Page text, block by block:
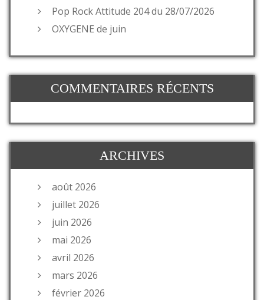
Pop Rock Attitude 204 du 28/07/2026
OXYGENE de juin
COMMENTAIRES RÉCENTS
ARCHIVES
août 2026
juillet 2026
juin 2026
mai 2026
avril 2026
mars 2026
février 2026